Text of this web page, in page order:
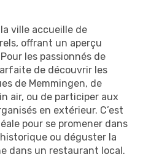
ville accueille de
offrant un aperçu
les passionnés de
de découvrir les
de Memmingen, de
air, ou de participer aux
en extérieur. C’est
pour se promener dans
ou déguster la
dans un restaurant local.